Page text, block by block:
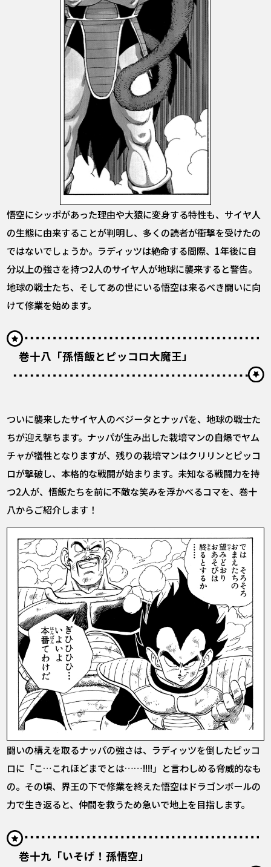
悟空にシッポがあった理由や大猿に変身する特性も、サイヤ人
の生態に由来することが判明し、多くの読者が衝撃を受けたの
ではないでしょうか。ラディッツは絶命する間際、1年後に自
分以上の強さを持つ2人のサイヤ人が地球に襲来すると警告。
地球の戦士たち、そしてあの世にいる悟空は来るべき闘いに向
けて修業を始めます。
巻十八「孫悟飯とピッコロ大魔王」
ついに襲来したサイヤ人のベジータとナッパを、地球の戦士た
ちが迎え撃ちます。ナッパが生み出した栽培マンの自爆でヤム
チャが犠牲となりますが、残りの栽培マンはクリリンとピッコ
ロが撃破し、本格的な戦闘が始まります。未知なる戦闘力を持
つ2人が、悟飯たちを前に不敵な笑みを浮かべるコマを、巻十
八からご紹介します！
闘いの構えを取るナッパの強さは、ラディッツを倒したピッコ
ロに「こ…これほどまでとは……!!!!」と言わしめる脅威的なも
の。その頃、界王の下で修業を終えた悟空はドラゴンボールの
力で生き返ると、仲間を救うため急いで地上を目指します。
巻十九「いそげ！孫悟空」